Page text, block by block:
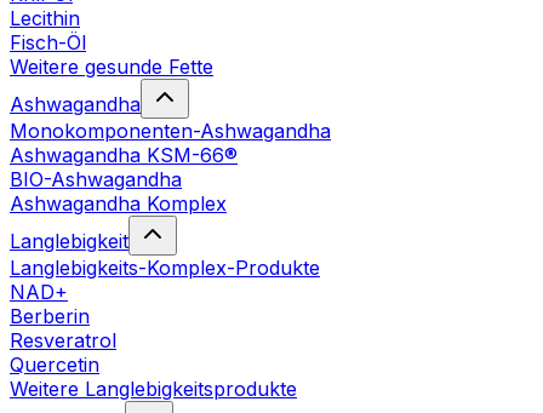
Lecithin
Fisch-Öl
Weitere gesunde Fette
Ashwagandha
Monokomponenten-Ashwagandha
Ashwagandha KSM-66®
BIO-Ashwagandha
Ashwagandha Komplex
Langlebigkeit
Langlebigkeits-Komplex-Produkte
NAD+
Berberin
Resveratrol
Quercetin
Weitere Langlebigkeitsprodukte